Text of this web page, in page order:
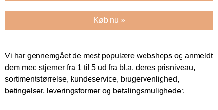
Køb nu »
Vi har gennemgået de mest populære webshops og anmeldt
dem med stjerner fra 1 til 5 ud fra bl.a. deres prisniveau,
sortimentstørrelse, kundeservice, brugervenlighed,
betingelser, leveringsformer og betalingsmuligheder.